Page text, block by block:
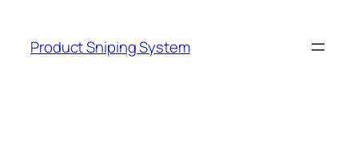
content
Product Sniping System